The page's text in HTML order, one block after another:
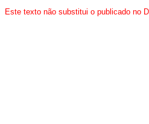
Este texto não substitui o publicado no